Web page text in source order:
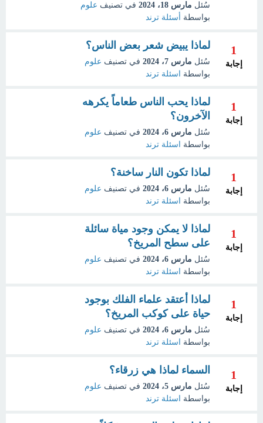
سُئل مارس 18، 2024 في تصنيف علوم
بواسطة
أسئلة ترند
1
إجابة
لماذا يبيض شعر بعض الناس؟
سُئل مارس 7، 2024 في تصنيف علوم
بواسطة
اسئلة ترند
1
إجابة
لماذا يحب الناس طعاماً يكرهه
الآخرون؟
سُئل مارس 6، 2024 في تصنيف علوم
بواسطة
اسئلة ترند
1
إجابة
لماذا تكون النار ساخنة؟
سُئل مارس 6، 2024 في تصنيف علوم
بواسطة
اسئلة ترند
1
إجابة
لماذا لا يمكن وجود مياة سائلة
على سطح المريخ؟
سُئل مارس 6، 2024 في تصنيف علوم
بواسطة
اسئلة ترند
1
إجابة
لماذا أعتقد علماء الفلك بوجود
حياة على كوكب المريخ؟
سُئل مارس 6، 2024 في تصنيف علوم
بواسطة
اسئلة ترند
1
إجابة
السماء لماذا هي زرقاء؟
سُئل مارس 5، 2024 في تصنيف علوم
بواسطة
اسئلة ترند